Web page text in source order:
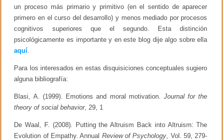
un proceso más primario y primitivo (en el sentido de aparecer
primero en el curso del desarrollo) y menos mediado por procesos
cognitivos superiores que el segundo. Esta distinción
psicológicamente es importante y en este blog dije algo sobre ella
aquí
Para los interesados en estas disquisiciones conceptuales sugiero
alguna bibliografía:
Blasi, A. (1999). Emotions and moral motivation. Journal for the
theory of social behavior, 29, 1
De Waal, F. (2008). Putting the Altruism Back into Altruism: The
Evolution of Empathy. Annual Review of Psychology , Vol. 59, 279-